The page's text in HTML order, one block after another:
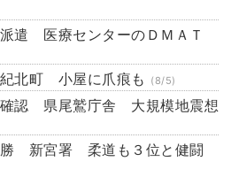
遣 医療センターのＤＭＡＴ
北町 小屋に爪痕も (8/5)
確認 県尾鷲庁舎 大規模地震想
勝 新宮署 柔道も３位と健闘